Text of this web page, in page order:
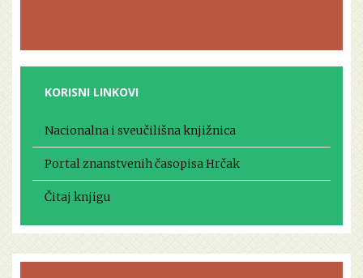
KORISNI LINKOVI
Nacionalna i sveučilišna knjižnica
Portal znanstvenih časopisa Hrčak
Čitaj knjigu